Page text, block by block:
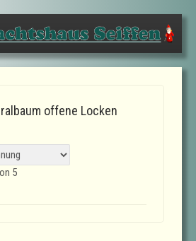
offene Locken
5